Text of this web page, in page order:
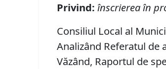
Privind: înscrierea în
Consiliul Local al
Analizând Referatul de
Văzând, Raportul de